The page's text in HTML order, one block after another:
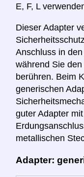
E, F, L
Dieser Adapter
Anschluss in
während Sie
berühren. Beim
generischen
guter Adapter
metallischen
Adapter: